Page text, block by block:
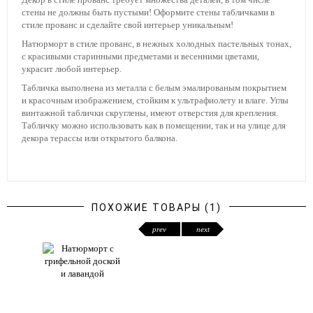
стены не должны быть пустыми! Оформите стены табличками в
стиле прованс и сделайте свой интерьер уникальным!
Натюрморт в стиле прованс, в нежных холодных пастельных тонах,
с красивыми старинными предметами и весенними цветами,
украсит любой интерьер.
Табличка выполнена из металла с белым эмалированым покрытием
и красочным изображением, стойким к ультрафиолету и влаге. Углы
винтажной таблички скруглены, имеют отверстия для крепления.
Табличку можно использовать как в помещении, так и на улице для
декора терассы или открытого балкона.
ПОХОЖИЕ ТОВАРЫ (1)
prev next